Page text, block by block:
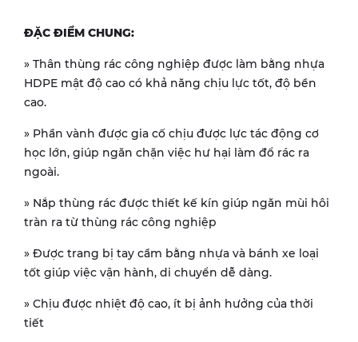
ĐẶC ĐIỂM CHUNG:
» Thân thùng rác công nghiệp được làm bằng nhựa
HDPE mật độ cao có khả năng chịu lực tốt, độ bền
cao.
» Phần vành được gia cố chịu được lực tác động cơ
học lớn, giúp ngăn chặn việc hư hại làm đổ rác ra
ngoài.
» Nắp thùng rác được thiết kế kín giúp ngăn mùi hôi
tràn ra từ thùng rác công nghiệp
» Được trang bị tay cầm bằng nhựa và bánh xe loại
tốt giúp việc vận hành, di chuyển dễ dàng.
» Chịu được nhiệt độ cao, ít bị ảnh hưởng của thời
tiết